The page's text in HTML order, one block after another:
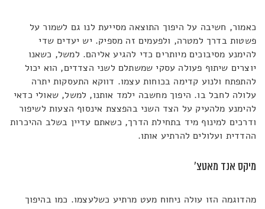
כאמור, חשיבה על היפוך התוצאה מסייעת לנו גם לשמור על
פשטות בדרך למטרה, ולפעמים זה מספיק. יש יעדים שדי
להימנע מסיבוכים מיותרים כדי להגיע אליהם. למשל, כשאנו
יוצרים שיתוף פעולה עסקי שמשתלם לשני הצדדים, הוא יכול
להתפתח ולנוע קדימה בכוחות עצמו. דווקא התעסקות יתרה
עלולה לחבל בו. היפוך מחשבה ילמד אותנו, למשל, שאולי כדאי
להימנע מלהעיק על הצד השני בהפצצת אינסוף הצעות לשיפור
ודרכים למינוף מיד בתחילת הדרך, כשאתם עדיין בשלב ההיכרות
ההדדית ועלולים להרתיע אותו.
מיקס אנד מאטצ'
מהדוגמה הזו עולה ניחוח מעט מרתיע כשלעצמו. כמו בהיפוך